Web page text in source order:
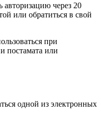
авторизацию через 20
или обратиться в свой
при
постамата или
одной из электронных